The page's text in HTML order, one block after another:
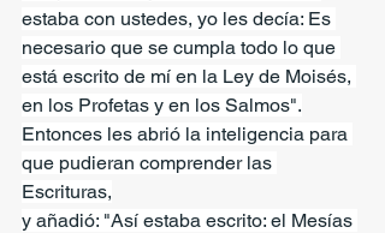
estaba con ustedes, yo les decía: Es
necesario que se cumpla todo lo que
está escrito de mí en la Ley de Moisés,
en los Profetas y en los Salmos".
Entonces les abrió la inteligencia para
que pudieran comprender las
Escrituras,
y añadió: "Así estaba escrito: el Mesías